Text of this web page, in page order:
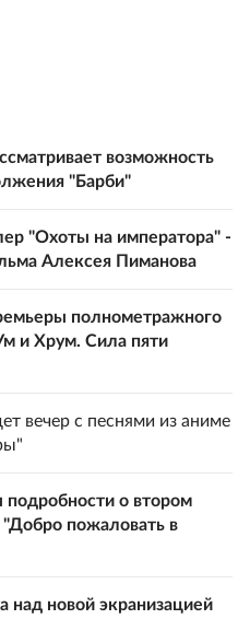
возможность
"Барби"
"Охоты на императора" -
Алексея Пиманова
полнометражного
и Хрум. Сила пяти
вечер с песнями из аниме
подробности о втором
"Добро пожаловать в
над новой экранизацией